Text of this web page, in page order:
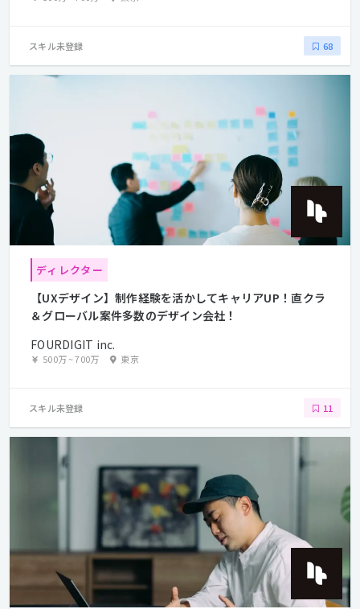
スキル未登録 68
ディレクター
【UXデザイン】制作経験を活かしてキャリアUP！直クラ
＆グローバル案件多数のデザイン会社！
FOURDIGIT inc.
500万~700万 東京
スキル未登録 11